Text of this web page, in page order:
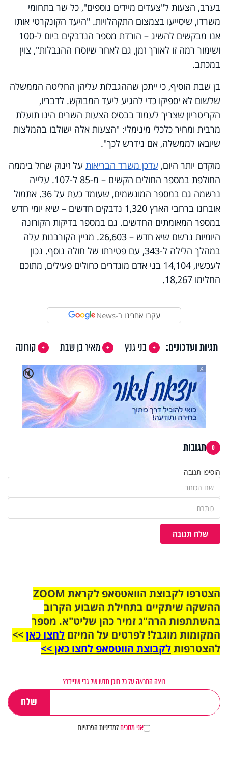
בערב, הצעות ל"צעדים מיידים נוספים", כל שר בתחומי
משרדו, שיסייעו בצמצום התקהלויות. "היעד הקונקרטי אותו
אנו מבקשים להשיג – הורדת מספר הנדבקים ביום ל-100
ושימור רמה זו לאורך זמן, גם לאחר שיוסרו ההגבלות", צוין
במכתב.
בן שבת הוסיף, כי ייתכן שההגבלות עליהן החליטה הממשלה
שלשום לא יספיקו כדי להגיע ליעד המבוקש. לדבריו,
הקריטריון שצריך לעמוד בבסיס הצעות השרים הינו תועלת
מרבית ומחיר כלכלי מינימלי: "הצעות אלה ישולבו בהמלצות
שיובאו לממשלה, אם נידרש לכך".
מוקדם יותר היום, עדכן משרד הבריאות על זינוק שחל ביממה
החולפת במספר החולים הקשים – מ-85 ל-107. עלייה
נרשמה גם במספר המונשמים, שעומד כעת על 36. אתמול
אובחנו ברחבי הארץ 1,320 נדבקים חדשים – שיא יומי חדש
במספר המאומתים החדשים. גם במספר בדיקות הקורונה
היומיות נרשם שיא חדש – 26,603. מניין הקורבנות עלה
במהלך הלילה ל-343, עם פטירתו של חולה נוסף. נכון
לעכשיו, 14,104 בני אדם מוגדרים כחולים פעילים, מתוכם
החלימו 18,267.
עקבו אחרינו ב-News
תגיות ועדכונים: בני גנץ מאיר בן שבת
קורונה
🔇
X
0 תגובות
הוסיפו תגובה
שלח תגובה
הצטרפו לקבוצת הוואטסאפ לקראת ZOOM
ההשקה שיתקיים בתחילת השבוע הקרוב
בהשתתפות הרה"ג זמיר כהן שליט"א. מספר
המקומות מוגבל! לפרטים על המיזם לחצו כאן>>
להצטרפותלקבוצת הווטסאפ לחצו כאן >>
רוצה התראה על כל תוכן חדש של גבי שניידר?
אני מסכיםלמדיניות הפרטיות